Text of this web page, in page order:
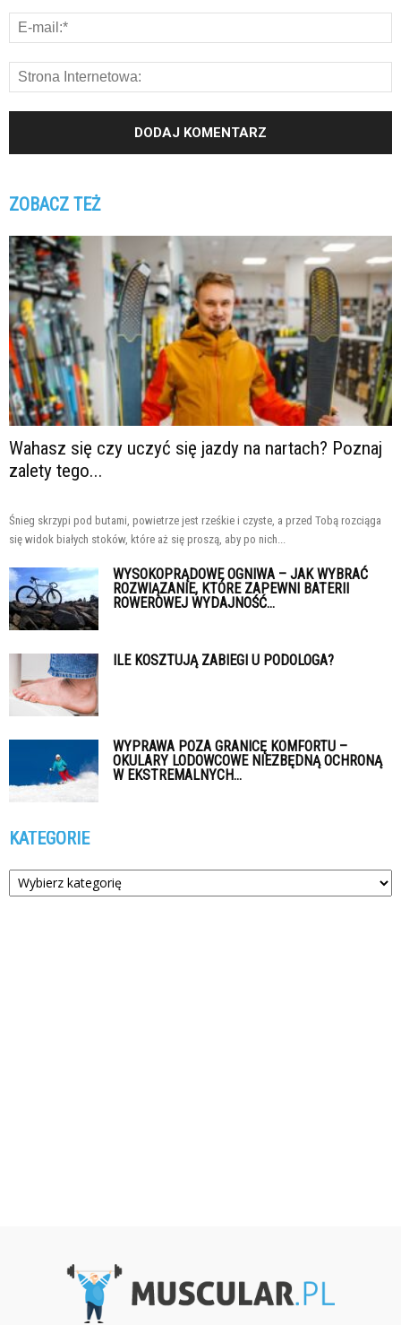
ZOBACZ TEŻ
Wahasz się czy uczyć się jazdy na nartach? Poznaj
zalety tego...
Śnieg skrzypi pod butami, powietrze jest rześkie i czyste, a przed Tobą rozciąga
się widok białych stoków, które aż się proszą, aby po nich...
WYSOKOPRĄDOWE OGNIWA – JAK WYBRAĆ
ROZWIĄZANIE, KTÓRE ZAPEWNI BATERII
ROWEROWEJ WYDAJNOŚĆ...
ILE KOSZTUJĄ ZABIEGI U PODOLOGA?
WYPRAWA POZA GRANICĘ KOMFORTU –
OKULARY LODOWCOWE NIEZBĘDNĄ OCHRONĄ
W EKSTREMALNYCH...
KATEGORIE
Kategorie